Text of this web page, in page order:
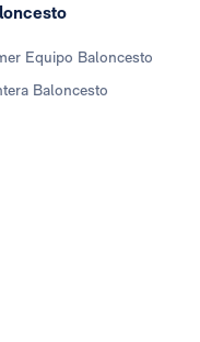
Equipo Baloncesto
Baloncesto